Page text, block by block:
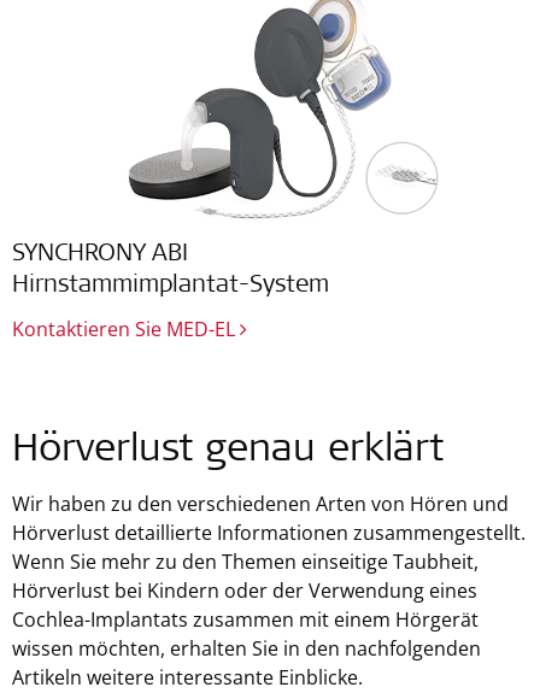
SYNCHRONY ABI
Hirnstammimplantat-System
Kontaktieren Sie MED-EL
Hörverlust genau erklärt
Wir haben zu den verschiedenen Arten von Hören und
Hörverlust detaillierte Informationen zusammengestellt.
Wenn Sie mehr zu den Themen einseitige Taubheit,
Hörverlust bei Kindern oder der Verwendung eines
Cochlea-Implantats zusammen mit einem Hörgerät
wissen möchten, erhalten Sie in den nachfolgenden
Artikeln weitere interessante Einblicke.